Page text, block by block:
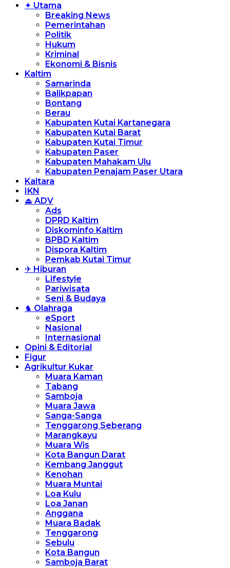
✦ Utama
Breaking News
Pemerintahan
Politik
Hukum
Kriminal
Ekonomi & Bisnis
Kaltim
Samarinda
Balikpapan
Bontang
Berau
Kabupaten Kutai Kartanegara
Kabupaten Kutai Barat
Kabupaten Kutai Timur
Kabupaten Paser
Kabupaten Mahakam Ulu
Kabupaten Penajam Paser Utara
Kaltara
IKN
⏏ ADV
Ads
DPRD Kaltim
Diskominfo Kaltim
BPBD Kaltim
Dispora Kaltim
Pemkab Kutai Timur
✈ Hiburan
Lifestyle
Pariwisata
Seni & Budaya
♞ Olahraga
eSport
Nasional
Internasional
Opini & Editorial
Figur
Agrikultur Kukar
Muara Kaman
Tabang
Samboja
Muara Jawa
Sanga-Sanga
Tenggarong Seberang
Marangkayu
Muara Wis
Kota Bangun Darat
Kembang Janggut
Kenohan
Muara Muntai
Loa Kulu
Loa Janan
Anggana
Muara Badak
Tenggarong
Sebulu
Kota Bangun
Samboja Barat